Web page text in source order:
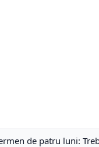
de patru luni: